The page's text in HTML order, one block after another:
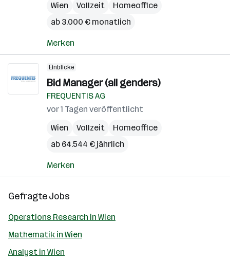
Wien
Vollzeit
Homeoffice
ab 3.000 € monatlich
Merken
Einblicke
Bid Manager (all genders)
FREQUENTIS AG
vor 1 Tagen veröffentlicht
Wien
Vollzeit
Homeoffice
ab 64.544 € jährlich
Merken
Gefragte Jobs
Operations Research in Wien
Mathematik in Wien
Analyst in Wien